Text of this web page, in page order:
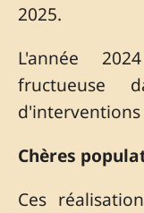
2025.
L'année
fructueuse
d'interventions
Chères
Ces